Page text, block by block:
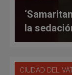
la
CIUDAD DEL